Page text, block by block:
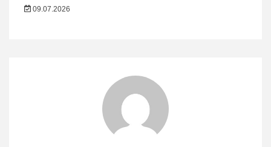
09.07.2026